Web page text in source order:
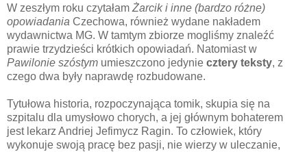
W zeszłym roku czytałam Żarcik i inne (bardzo różne)
opowiadania Czechowa, również wydane nakładem
wydawnictwa MG. W tamtym zbiorze mogliśmy znaleźć
prawie trzydzieści krótkich opowiadań. Natomiast w
Pawilonie szóstym umieszczono jedynie cztery teksty, z
czego dwa były naprawdę rozbudowane.
Tytułowa historia, rozpoczynająca tomik, skupia się na
szpitalu dla umysłowo chorych, a jej głównym bohaterem
jest lekarz Andriej Jefimycz Ragin. To człowiek, który
wykonuje swoją pracę bez pasji, nie wierzy w uleczanie,